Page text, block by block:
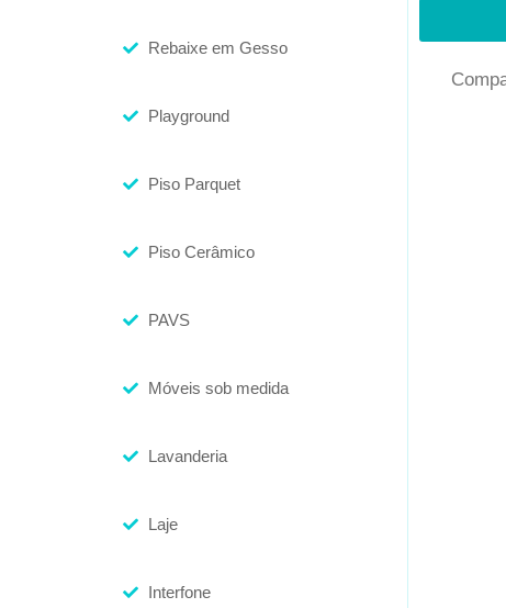
Rebaixe em Gesso
Playground
Piso Parquet
Piso Cerâmico
PAVS
Móveis sob medida
Lavanderia
Laje
Interfone